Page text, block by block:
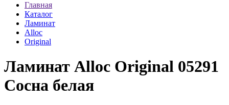
Главная
Каталог
Ламинат
Alloc
Original
Ламинат Alloc Original 05291
Сосна белая